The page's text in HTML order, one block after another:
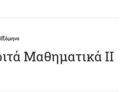
Εξάμηνο
Μαθηματικά ΙΙ